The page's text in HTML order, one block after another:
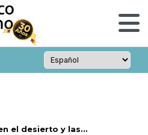
el desierto y las...